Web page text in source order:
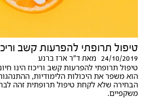
טיפול תרופתי להפרעות קשב
24/10/2019 מאתד"ר ארז ברנע
טיפול תרופתי להפרעות קשב וריכוז הינו
הוא משפר את היכולות הלימודיות,
הבחירה שלא לקחת טיפול תרופתית זהה
משקפיים.